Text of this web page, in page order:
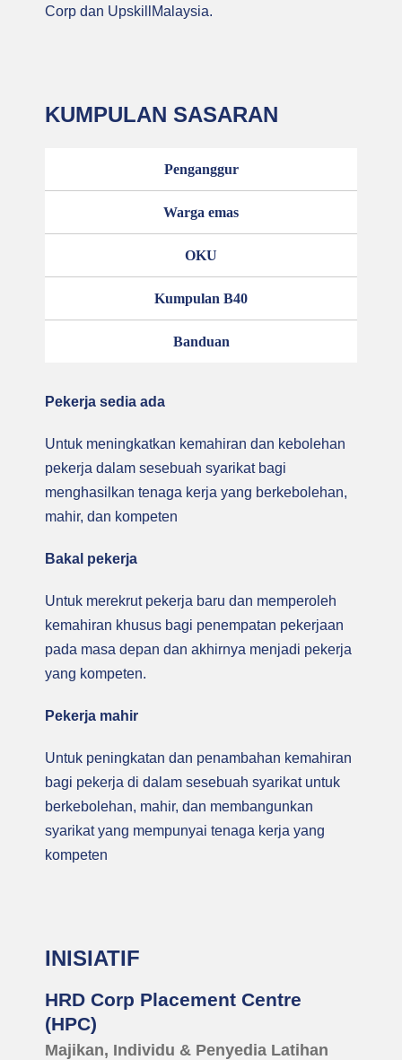
Corp dan UpskillMalaysia.
KUMPULAN SASARAN
Penganggur
Warga emas
OKU
Kumpulan B40
Banduan
Pekerja sedia ada
Untuk meningkatkan kemahiran dan kebolehan
pekerja dalam sesebuah syarikat bagi
menghasilkan tenaga kerja yang berkebolehan,
mahir, dan kompeten
Bakal pekerja
Untuk merekrut pekerja baru dan memperoleh
kemahiran khusus bagi penempatan pekerjaan
pada masa depan dan akhirnya menjadi pekerja
yang kompeten.
Pekerja mahir
Untuk peningkatan dan penambahan kemahiran
bagi pekerja di dalam sesebuah syarikat untuk
berkebolehan, mahir, dan membangunkan
syarikat yang mempunyai tenaga kerja yang
kompeten
INISIATIF
HRD Corp Placement Centre
(HPC)
Majikan, Individu & Penyedia Latihan